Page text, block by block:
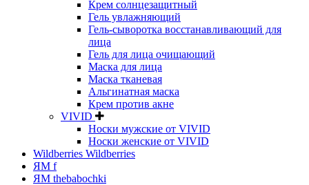
Крем солнцезащитный
Гель увлажняющий
Гель-сыворотка восстанавливающий для
лица
Гель для лица очищающий
Маска для лица
Маска тканевая
Альгинатная маска
Крем против акне
VIVID
Носки мужские от VIVID
Носки женские от VIVID
Wildberries Wildberries
ЯМ f
ЯМ thebabochki